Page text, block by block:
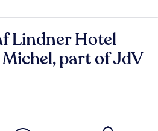
Lindner Hotel
part of JdV